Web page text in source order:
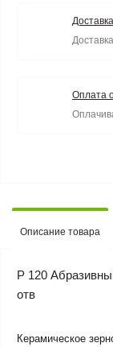
Доставка
Оплата
Описание товара
P 120
отв
Керамическое